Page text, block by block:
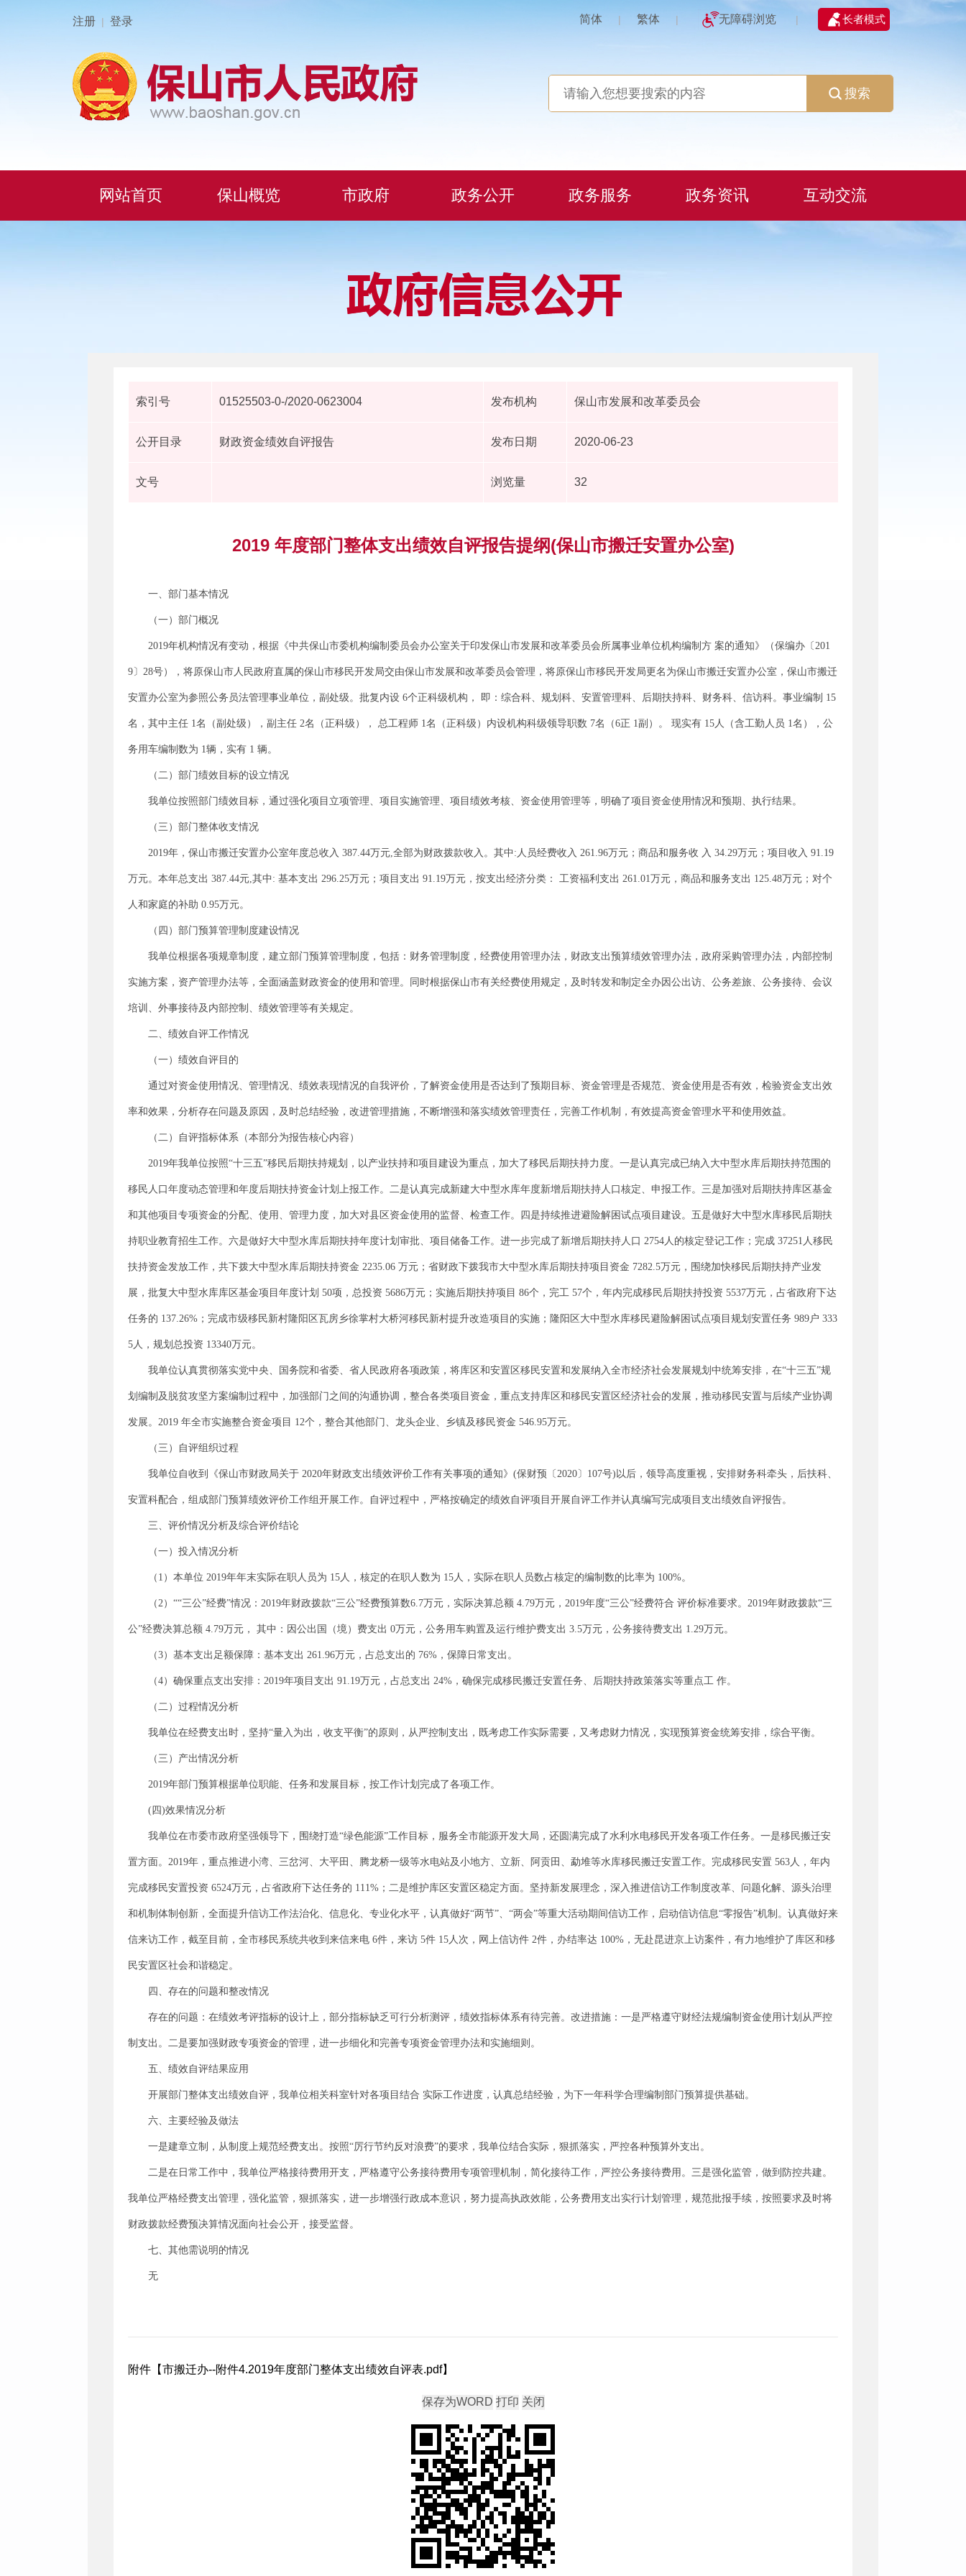
注册 | 登录 简体 | 繁体 | 无障碍浏览 | 长者模式
搜索
网站首页 保山概览 市政府 政务公开 政务服务 政务资讯 互动交流
索引号 01525503-0-/2020-0623004 发布机构 保山市发展和改革委员会
公开目录 财政资金绩效自评报告 发布日期 2020-06-23
文号 浏览量 32
2019 年度部门整体支出绩效自评报告提纲(保山市搬迁安置办公室)
一、部门基本情况
（一）部门概况
2019年机构情况有变动，根据《中共保山市委机构编制委员会办公室关于印发保山市发展和改革委员会所属事业单位机构编制方 案的通知》（保编办〔201
9〕28号），将原保山市人民政府直属的保山市移民开发局交由保山市发展和改革委员会管理，将原保山市移民开发局更名为保山市搬迁安置办公室，保山市搬迁
安置办公室为参照公务员法管理事业单位，副处级。批复内设 6个正科级机构， 即：综合科、规划科、安置管理科、后期扶持科、财务科、信访科。事业编制 15
名，其中主任 1名（副处级），副主任 2名（正科级）， 总工程师 1名（正科级）内设机构科级领导职数 7名（6正 1副）。 现实有 15人（含工勤人员 1名），公
务用车编制数为 1辆，实有 1 辆。
（二）部门绩效目标的设立情况
我单位按照部门绩效目标，通过强化项目立项管理、项目实施管理、项目绩效考核、资金使用管理等，明确了项目资金使用情况和预期、执行结果。
（三）部门整体收支情况
2019年，保山市搬迁安置办公室年度总收入 387.44万元,全部为财政拨款收入。其中:人员经费收入 261.96万元；商品和服务收 入 34.29万元；项目收入 91.19
万元。本年总支出 387.44元,其中: 基本支出 296.25万元；项目支出 91.19万元，按支出经济分类： 工资福利支出 261.01万元，商品和服务支出 125.48万元；对个
人和家庭的补助 0.95万元。
（四）部门预算管理制度建设情况
我单位根据各项规章制度，建立部门预算管理制度，包括：财务管理制度，经费使用管理办法，财政支出预算绩效管理办法，政府采购管理办法，内部控制
实施方案，资产管理办法等，全面涵盖财政资金的使用和管理。同时根据保山市有关经费使用规定，及时转发和制定全办因公出访、公务差旅、公务接待、会议
培训、外事接待及内部控制、绩效管理等有关规定。
二、绩效自评工作情况
（一）绩效自评目的
通过对资金使用情况、管理情况、绩效表现情况的自我评价，了解资金使用是否达到了预期目标、资金管理是否规范、资金使用是否有效，检验资金支出效
率和效果，分析存在问题及原因，及时总结经验，改进管理措施，不断增强和落实绩效管理责任，完善工作机制，有效提高资金管理水平和使用效益。
（二）自评指标体系（本部分为报告核心内容）
2019年我单位按照“十三五”移民后期扶持规划，以产业扶持和项目建设为重点，加大了移民后期扶持力度。一是认真完成已纳入大中型水库后期扶持范围的
移民人口年度动态管理和年度后期扶持资金计划上报工作。二是认真完成新建大中型水库年度新增后期扶持人口核定、申报工作。三是加强对后期扶持库区基金
和其他项目专项资金的分配、使用、管理力度，加大对县区资金使用的监督、检查工作。四是持续推进避险解困试点项目建设。五是做好大中型水库移民后期扶
持职业教育招生工作。六是做好大中型水库后期扶持年度计划审批、项目储备工作。进一步完成了新增后期扶持人口 2754人的核定登记工作；完成 37251人移民
扶持资金发放工作，共下拨大中型水库后期扶持资金 2235.06 万元；省财政下拨我市大中型水库后期扶持项目资金 7282.5万元，围绕加快移民后期扶持产业发
展，批复大中型水库库区基金项目年度计划 50项，总投资 5686万元；实施后期扶持项目 86个，完工 57个，年内完成移民后期扶持投资 5537万元，占省政府下达
任务的 137.26%；完成市级移民新村隆阳区瓦房乡徐掌村大桥河移民新村提升改造项目的实施；隆阳区大中型水库移民避险解困试点项目规划安置任务 989户 333
5人，规划总投资 13340万元。
我单位认真贯彻落实党中央、国务院和省委、省人民政府各项政策，将库区和安置区移民安置和发展纳入全市经济社会发展规划中统筹安排，在“十三五”规
划编制及脱贫攻坚方案编制过程中，加强部门之间的沟通协调，整合各类项目资金，重点支持库区和移民安置区经济社会的发展，推动移民安置与后续产业协调
发展。2019 年全市实施整合资金项目 12个，整合其他部门、龙头企业、乡镇及移民资金 546.95万元。
（三）自评组织过程
我单位自收到《保山市财政局关于 2020年财政支出绩效评价工作有关事项的通知》(保财预〔2020〕107号)以后，领导高度重视，安排财务科牵头，后扶科、
安置科配合，组成部门预算绩效评价工作组开展工作。自评过程中，严格按确定的绩效自评项目开展自评工作并认真编写完成项目支出绩效自评报告。
三、评价情况分析及综合评价结论
（一）投入情况分析
（1）本单位 2019年年末实际在职人员为 15人，核定的在职人数为 15人，实际在职人员数占核定的编制数的比率为 100%。
（2）““三公”经费”情况：2019年财政拨款“三公”经费预算数6.7万元，实际决算总额 4.79万元，2019年度“三公”经费符合 评价标准要求。2019年财政拨款“三
公”经费决算总额 4.79万元， 其中：因公出国（境）费支出 0万元，公务用车购置及运行维护费支出 3.5万元，公务接待费支出 1.29万元。
（3）基本支出足额保障：基本支出 261.96万元，占总支出的 76%，保障日常支出。
（4）确保重点支出安排：2019年项目支出 91.19万元，占总支出 24%，确保完成移民搬迁安置任务、后期扶持政策落实等重点工 作。
（二）过程情况分析
我单位在经费支出时，坚持“量入为出，收支平衡”的原则，从严控制支出，既考虑工作实际需要，又考虑财力情况，实现预算资金统筹安排，综合平衡。
（三）产出情况分析
2019年部门预算根据单位职能、任务和发展目标，按工作计划完成了各项工作。
(四)效果情况分析
我单位在市委市政府坚强领导下，围绕打造“绿色能源”工作目标，服务全市能源开发大局，还圆满完成了水利水电移民开发各项工作任务。一是移民搬迁安
置方面。2019年，重点推进小湾、三岔河、大平田、腾龙桥一级等水电站及小地方、立新、阿贡田、勐堆等水库移民搬迁安置工作。完成移民安置 563人，年内
完成移民安置投资 6524万元，占省政府下达任务的 111%；二是维护库区安置区稳定方面。坚持新发展理念，深入推进信访工作制度改革、问题化解、源头治理
和机制体制创新，全面提升信访工作法治化、信息化、专业化水平，认真做好“两节”、“两会”等重大活动期间信访工作，启动信访信息“零报告”机制。认真做好来
信来访工作，截至目前，全市移民系统共收到来信来电 6件，来访 5件 15人次，网上信访件 2件，办结率达 100%，无赴昆进京上访案件，有力地维护了库区和移
民安置区社会和谐稳定。
四、存在的问题和整改情况
存在的问题：在绩效考评指标的设计上，部分指标缺乏可行分析测评，绩效指标体系有待完善。改进措施：一是严格遵守财经法规编制资金使用计划从严控
制支出。二是要加强财政专项资金的管理，进一步细化和完善专项资金管理办法和实施细则。
五、绩效自评结果应用
开展部门整体支出绩效自评，我单位相关科室针对各项目结合 实际工作进度，认真总结经验，为下一年科学合理编制部门预算提供基础。
六、主要经验及做法
一是建章立制，从制度上规范经费支出。按照“厉行节约反对浪费”的要求，我单位结合实际，狠抓落实，严控各种预算外支出。
二是在日常工作中，我单位严格接待费用开支，严格遵守公务接待费用专项管理机制，简化接待工作，严控公务接待费用。三是强化监管，做到防控共建。
我单位严格经费支出管理，强化监管，狠抓落实，进一步增强行政成本意识，努力提高执政效能，公务费用支出实行计划管理，规范批报手续，按照要求及时将
财政拨款经费预决算情况面向社会公开，接受监督。
七、其他需说明的情况
无
附件【市搬迁办--附件4.2019年度部门整体支出绩效自评表.pdf】